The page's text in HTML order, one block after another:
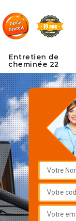
Entretien de
cheminée 22